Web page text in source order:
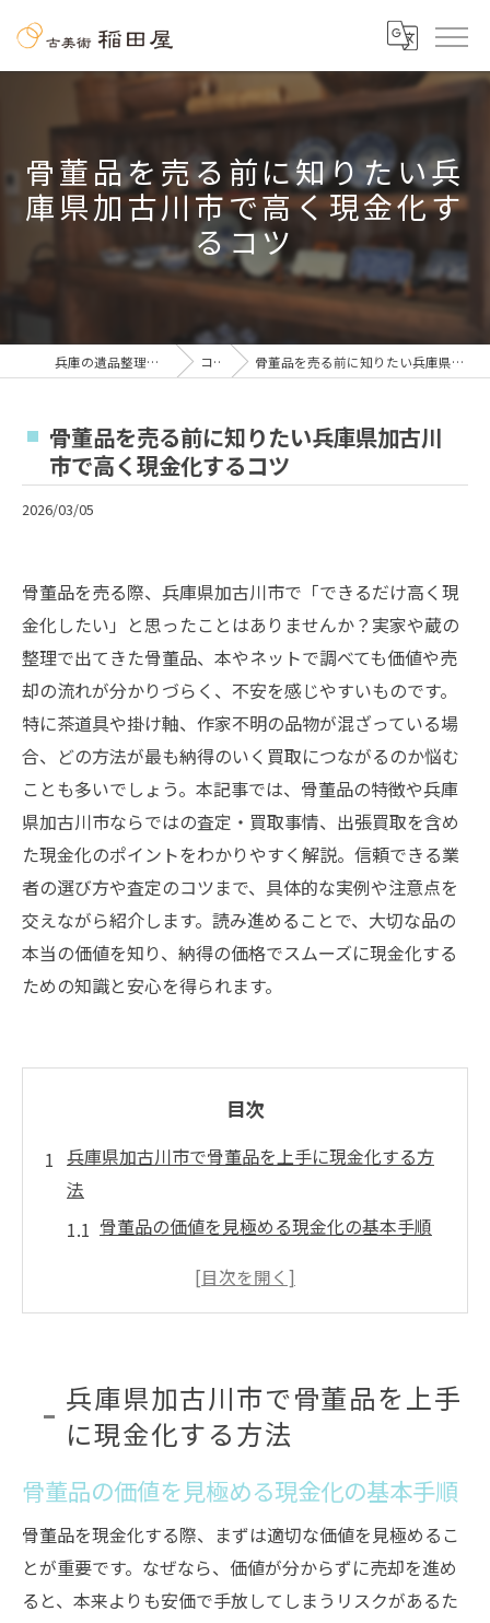
骨董品を売る前に知りたい兵
庫県加古川市で高く現金化す
るコツ
兵庫の遺品整理なら古美術 稲田屋 コラム 骨董品を売る前に知りたい兵庫県加古川市で高く現金化するコツ
骨董品を売る前に知りたい兵庫県加古川
市で高く現金化するコツ
2026/03/05
骨董品を売る際、兵庫県加古川市で「できるだけ高く現
金化したい」と思ったことはありませんか？実家や蔵の
整理で出てきた骨董品、本やネットで調べても価値や売
却の流れが分かりづらく、不安を感じやすいものです。
特に茶道具や掛け軸、作家不明の品物が混ざっている場
合、どの方法が最も納得のいく買取につながるのか悩む
ことも多いでしょう。本記事では、骨董品の特徴や兵庫
県加古川市ならではの査定・買取事情、出張買取を含め
た現金化のポイントをわかりやすく解説。信頼できる業
者の選び方や査定のコツまで、具体的な実例や注意点を
交えながら紹介します。読み進めることで、大切な品の
本当の価値を知り、納得の価格でスムーズに現金化する
ための知識と安心を得られます。
目次
兵庫県加古川市で骨董品を上手に現金化する方
法
骨董品の価値を見極める現金化の基本手順
加古川市で骨董品を高く売るための工夫と
骨董品を現金化する際の業者選びのポイン
ト
高く売りたい骨董品の査定ポイント徹底解説
骨董品の保存状態が査定に与える影響とは
骨董品査定で重視される来歴や証明書の重
要性
兵庫県加古川市で骨董品を上手
に現金化する方法
骨董品の価値を見極める現金化の基本手順
骨董品を現金化する際、まずは適切な価値を見極めるこ
とが重要です。なぜなら、価値が分からずに売却を進め
ると、本来よりも安価で手放してしまうリスクがあるた